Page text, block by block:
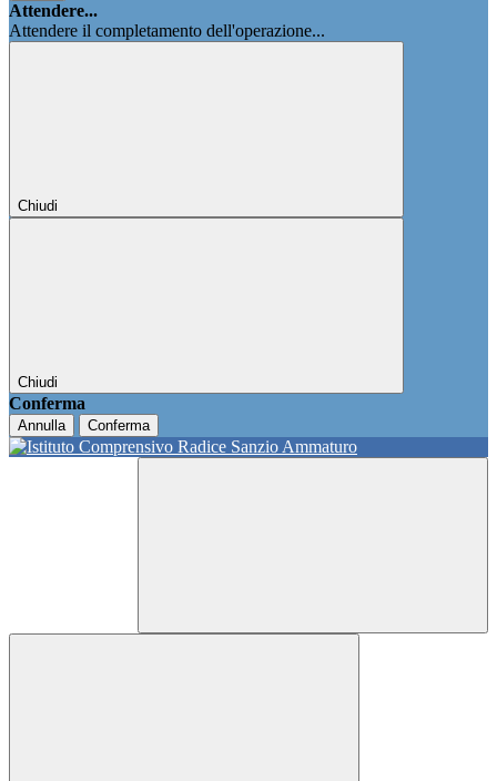
Attendere...
Attendere il completamento dell'operazione...
Chiudi
Chiudi
Conferma
Annulla Conferma